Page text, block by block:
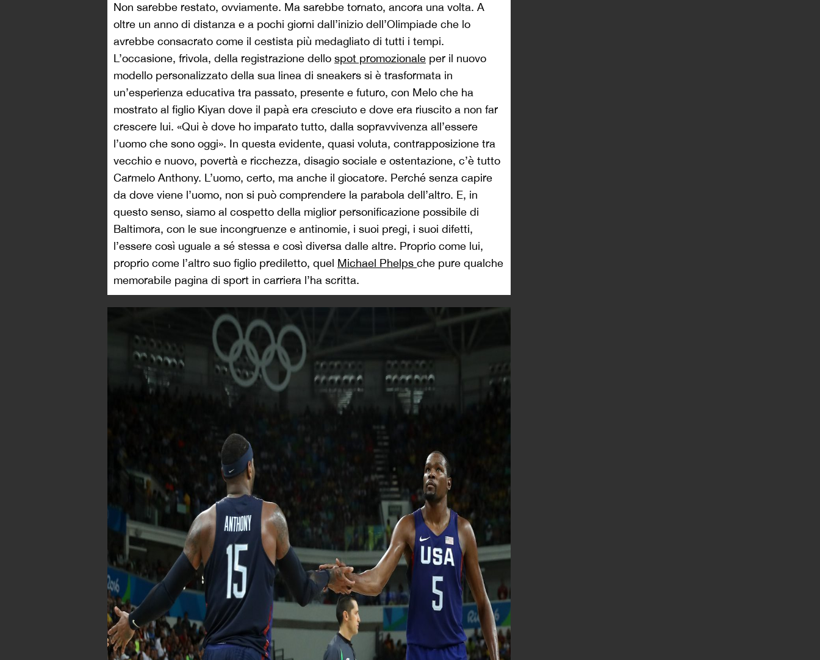
Non sarebbe restato, ovviamente. Ma sarebbe tornato, ancora una volta. A
oltre un anno di distanza e a pochi giorni dall’inizio dell’Olimpiade che lo
avrebbe consacrato come il cestista più medagliato di tutti i tempi.
L’occasione, frivola, della registrazione dello spot promozionale per il nuovo
modello personalizzato della sua linea di sneakers si è trasformata in
un’esperienza educativa tra passato, presente e futuro, con Melo che ha
mostrato al figlio Kiyan dove il papà era cresciuto e dove era riuscito a non far
crescere lui. «Qui è dove ho imparato tutto, dalla sopravvivenza all’essere
l’uomo che sono oggi». In questa evidente, quasi voluta, contrapposizione tra
vecchio e nuovo, povertà e ricchezza, disagio sociale e ostentazione, c’è tutto
Carmelo Anthony. L’uomo, certo, ma anche il giocatore. Perché senza capire
da dove viene l’uomo, non si può comprendere la parabola dell’altro. E, in
questo senso, siamo al cospetto della miglior personificazione possibile di
Baltimora, con le sue incongruenze e antinomie, i suoi pregi, i suoi difetti,
l’essere così uguale a sé stessa e così diversa dalle altre. Proprio come lui,
proprio come l’altro suo figlio prediletto, quel Michael Phelps che pure qualche
memorabile pagina di sport in carriera l’ha scritta.